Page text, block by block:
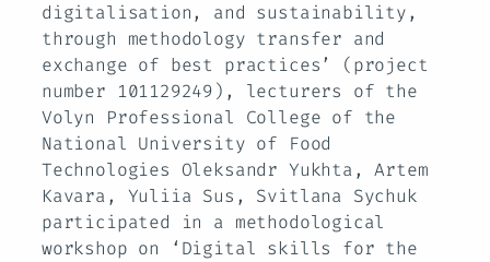
digitalisation, and sustainability,
through methodology transfer and
exchange of best practices’ (project
number 101129249), lecturers of the
Volyn Professional College of the
National University of Food
Technologies Oleksandr Yukhta, Artem
Kavara, Yuliia Sus, Svitlana Sychuk
participated in a methodological
workshop on ‘Digital skills for the